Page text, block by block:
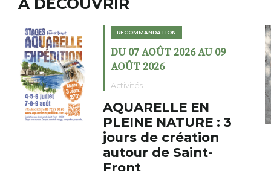
A DÉCOUVRIR
RECOMMANDATION
DU 02 AOÛT 2026 AU 23
AOÛT 2026
Expositions
Cochon charbon au
fumoir
Le Fumoir est une sorte de
cabinet de curiosités. Son